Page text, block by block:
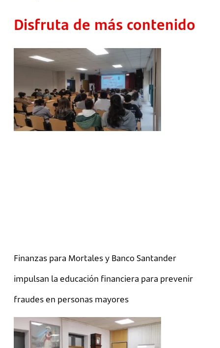
Disfruta de más contenido
Finanzas para Mortales y Banco Santander
impulsan la educación financiera para prevenir
fraudes en personas mayores